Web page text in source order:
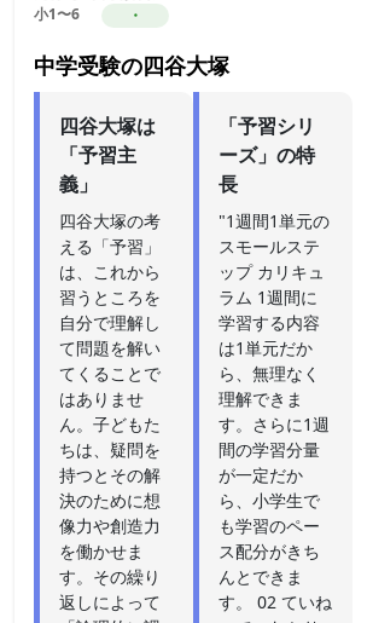
小1〜6 ・
中学受験の四谷大塚
四谷大塚は
「予習主
義」
四谷大塚の考
える「予習」
は、これから
習うところを
自分で理解し
て問題を解い
てくることで
はありませ
ん。子どもた
ちは、疑問を
持つとその解
決のために想
像力や創造力
を働かせま
す。その繰り
返しによって
「予習シリ
ーズ」の特
長
"1週間1単元の
スモールステ
ップ カリキュ
ラム 1週間に
学習する内容
は1単元だか
ら、無理なく
理解できま
す。さらに1週
間の学習分量
が一定だか
ら、小学生で
も学習のペー
ス配分がきち
んとできま
す。 02 ていね